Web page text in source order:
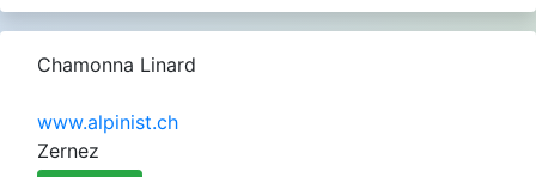
Chamonna Linard
www.alpinist.ch
Zernez